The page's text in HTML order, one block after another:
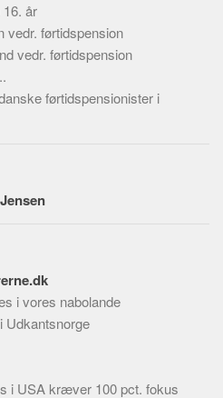
år
vedr. førtidspension
vedr. førtidspension
førtidspensionister i
i vores nabolande
i USA kræver 100 pct. fokus